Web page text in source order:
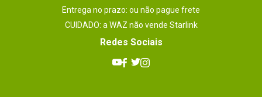
Entrega no prazo: ou não pague frete
CUIDADO: a WAZ não vende Starlink
Redes Sociais